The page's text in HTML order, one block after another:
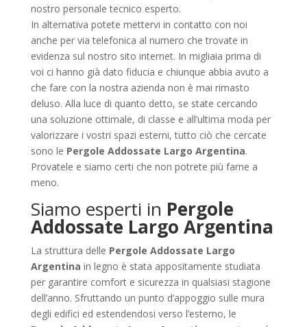
nostro personale tecnico esperto.
In alternativa potete mettervi in contatto con noi
anche per via telefonica al numero che trovate in
evidenza sul nostro sito internet. In migliaia prima di
voi ci hanno già dato fiducia e chiunque abbia avuto a
che fare con la nostra azienda non è mai rimasto
deluso. Alla luce di quanto detto, se state cercando
una soluzione ottimale, di classe e all’ultima moda per
valorizzare i vostri spazi esterni, tutto ciò che cercate
sono le Pergole Addossate Largo Argentina.
Provatele e siamo certi che non potrete più farne a
meno.
Siamo esperti in Pergole
Addossate Largo Argentina
La struttura delle Pergole Addossate Largo
Argentina in legno è stata appositamente studiata
per garantire comfort e sicurezza in qualsiasi stagione
dell’anno. Sfruttando un punto d’appoggio sulle mura
degli edifici ed estendendosi verso l’esterno, le